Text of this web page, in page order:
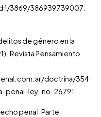
3869/386939739007.
de género en la
Revista Pensamiento
doctrina/354
ley-no-26791
penal: Parte